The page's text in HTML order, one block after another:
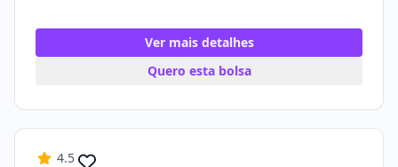
Ver mais detalhes
Quero esta bolsa
4.5